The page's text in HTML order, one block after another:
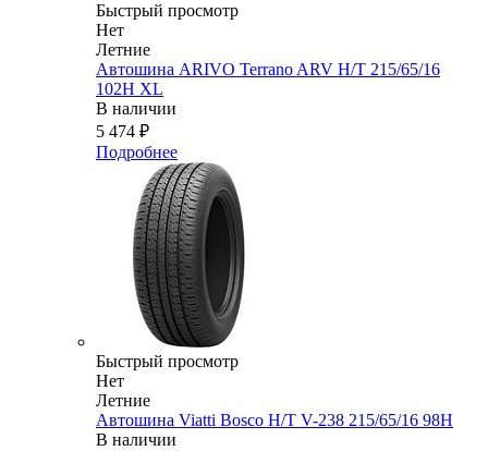
Быстрый просмотр
Нет
Летние
Автошина ARIVO Terrano ARV H/T 215/65/16
102H XL
В наличии
5 474 ₽
Подробнее
Быстрый просмотр
Нет
Летние
Автошина Viatti Bosco H/T V-238 215/65/16 98H
В наличии